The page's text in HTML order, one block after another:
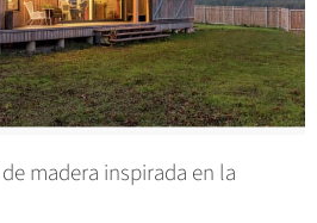
madera inspirada en la